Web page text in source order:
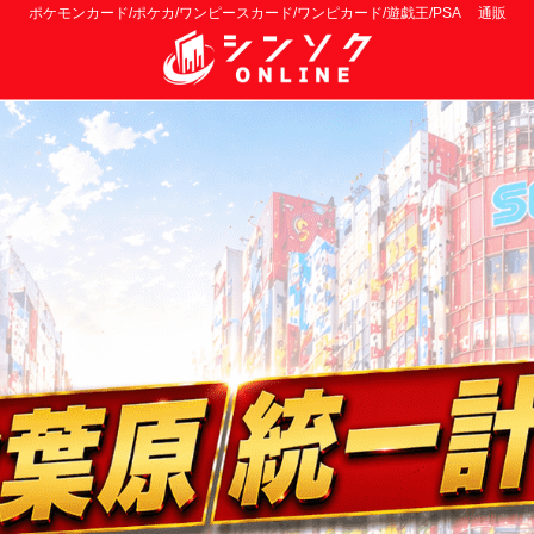
ポケモンカード/ポケカ/ワンピースカード/ワンピカード/遊戯王/PSA 通販